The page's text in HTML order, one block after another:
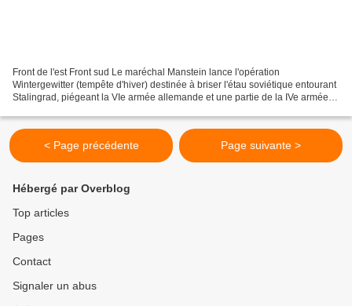
Front de l'est Front sud Le maréchal Manstein lance l'opération
Wintergewitter (tempête d'hiver) destinée à briser l'étau soviétique entourant
Stalingrad, piégeant la VIe armée allemande et une partie de la IVe armée
< Page précédente Page suivante >
Hébergé par Overblog
Top articles
Pages
Contact
Signaler un abus